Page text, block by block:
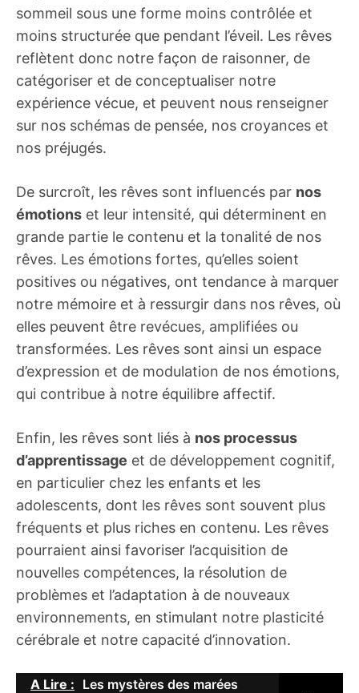
sommeil sous une forme moins contrôlée et
moins structurée que pendant l’éveil. Les rêves
reflètent donc notre façon de raisonner, de
catégoriser et de conceptualiser notre
expérience vécue, et peuvent nous renseigner
sur nos schémas de pensée, nos croyances et
nos préjugés.
De surcroît, les rêves sont influencés par nos
émotions et leur intensité, qui déterminent en
grande partie le contenu et la tonalité de nos
rêves. Les émotions fortes, qu’elles soient
positives ou négatives, ont tendance à marquer
notre mémoire et à ressurgir dans nos rêves, où
elles peuvent être revécues, amplifiées ou
transformées. Les rêves sont ainsi un espace
d’expression et de modulation de nos émotions,
qui contribue à notre équilibre affectif.
Enfin, les rêves sont liés à nos processus
d’apprentissage et de développement cognitif,
en particulier chez les enfants et les
adolescents, dont les rêves sont souvent plus
fréquents et plus riches en contenu. Les rêves
pourraient ainsi favoriser l’acquisition de
nouvelles compétences, la résolution de
problèmes et l’adaptation à de nouveaux
environnements, en stimulant notre plasticité
cérébrale et notre capacité d’innovation.
A Lire : Les mystères des marées